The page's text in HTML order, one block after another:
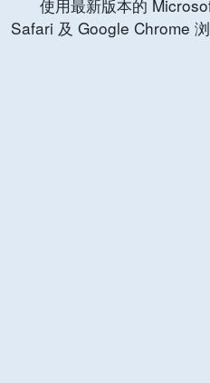
使用最新版本的
Safari 及 Google Chrome